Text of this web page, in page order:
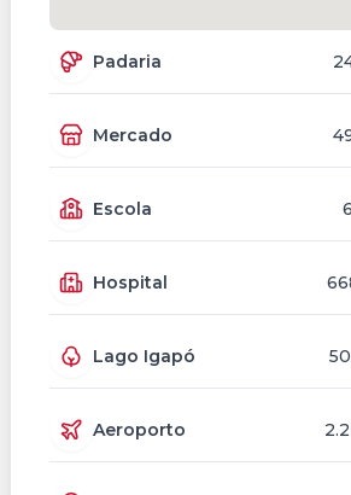
Padaria
Mercado
Escola
Hospital
Lago Igapó
Aeroporto